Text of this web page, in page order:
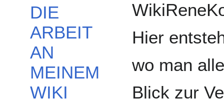
DIE
ARBEIT
AN
MEINEM
WIKI
Hier
wo man
Blick zur